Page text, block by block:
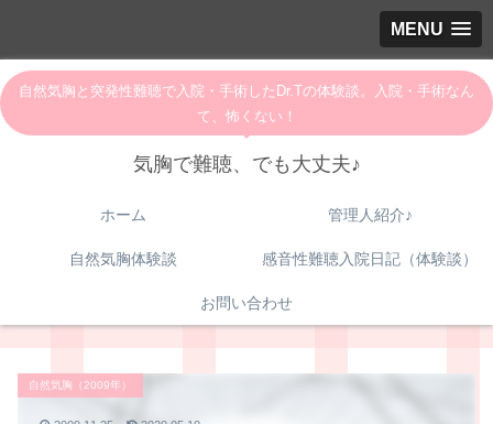
MENU
自然気胸と突発性難聴で入院・手術したDr.Tの体験談。入院・手術なん
て、怖くない！
気胸で難聴、でも大丈夫♪
ホーム 管理人紹介♪
自然気胸体験談 感音性難聴入院日記（体験談）
お問い合わせ
自然気胸（2009年）